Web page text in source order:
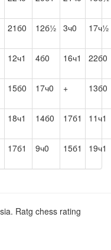
21б0 12б½ 3ч0 17ч½
12ч1 4б0 16ч1 22б0
15б0 17ч0 + 13б0
18ч1 14б0 17б1 11ч1
17б1 9ч0 15б1 19ч1
Ratg chess rating